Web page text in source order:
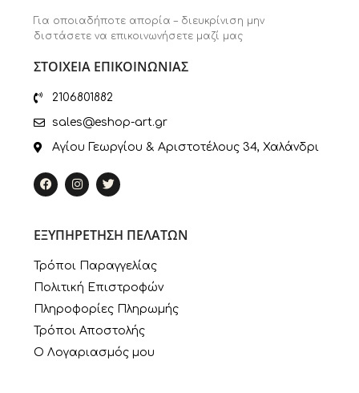
Για οποιαδήποτε απορία – διευκρίνιση μην
διστάσετε να επικοινωνήσετε μαζί μας
ΣΤΟΙΧΕΙΑ ΕΠΙΚΟΙΝΩΝΙΑΣ
2106801882
sales@eshop-art.gr
Αγίου Γεωργίου & Αριστοτέλους 34, Χαλάνδρι
ΕΞΥΠΗΡΕΤΗΣΗ ΠΕΛΑΤΩΝ
Τρόποι Παραγγελίας
Πολιτική Επιστροφών
Πληροφορίες Πληρωμής
Τρόποι Αποστολής
Ο Λογαριασμός μου